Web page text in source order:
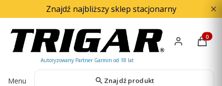
Znajdź najbliższy sklep stacjonarny
Menu Znajdź produkt